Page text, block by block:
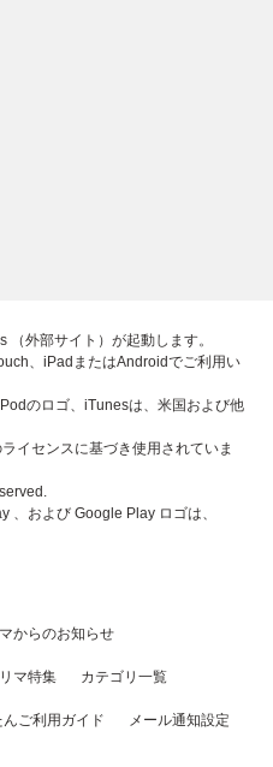
（外部サイト）が起動します。
、iPadまたはAndroidでご利用い
のロゴ、iTunesは、米国および他
イセンスに基づき使用されていま
、および Google Play ロゴは、
からのお知らせ
マ特集 カテゴリ一覧
んご利用ガイド メール通知設定